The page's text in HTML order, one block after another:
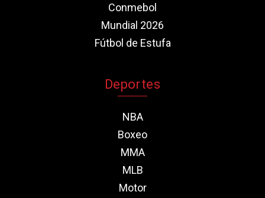
Conmebol
Mundial 2026
Fútbol de Estufa
Deportes
NBA
Boxeo
MMA
MLB
Motor